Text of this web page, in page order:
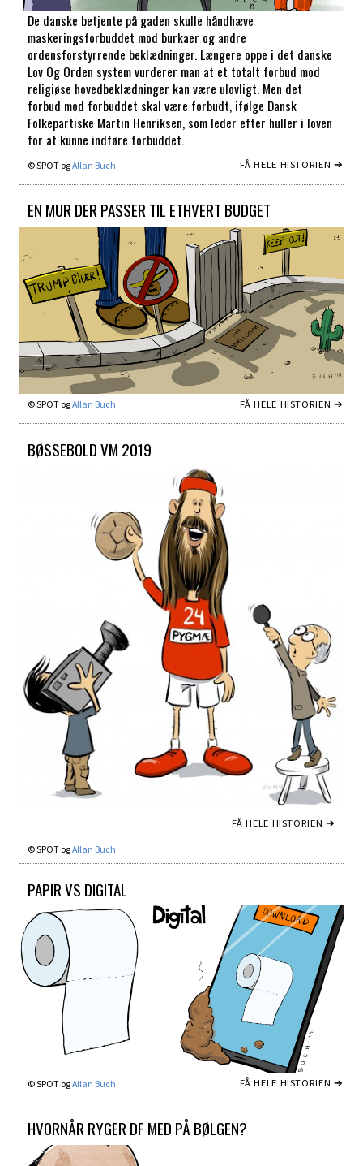
De danske betjente på gaden skulle håndhæve
maskeringsforbuddet mod burkaer og andre
ordensforstyrrende beklædninger. Længere oppe i det danske
Lov Og Orden system vurderer man at et totalt forbud mod
religiøse hovedbeklædninger kan være ulovligt. Men det
forbud mod forbuddet skal være forbudt, ifølge Dansk
Folkepartiske Martin Henriksen, som leder efter huller i loven
for at kunne indføre forbuddet.
FÅ HELE HISTORIEN ➔
© SPOT ogAllan Buch
EN MUR DER PASSER TIL ETHVERT BUDGET
FÅ HELE HISTORIEN ➔
© SPOT ogAllan Buch
BØSSEBOLD VM 2019
FÅ HELE HISTORIEN ➔
© SPOT ogAllan Buch
PAPIR VS DIGITAL
FÅ HELE HISTORIEN ➔
© SPOT ogAllan Buch
HVORNÅR RYGER DF MED PÅ BØLGEN?